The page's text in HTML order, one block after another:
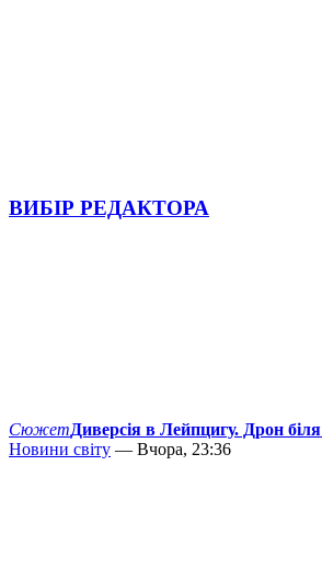
ВИБІР РЕДАКТОРА
СюжетДиверсія в Лейпцигу. Дрон біля
Новини світу — Вчора, 23:36